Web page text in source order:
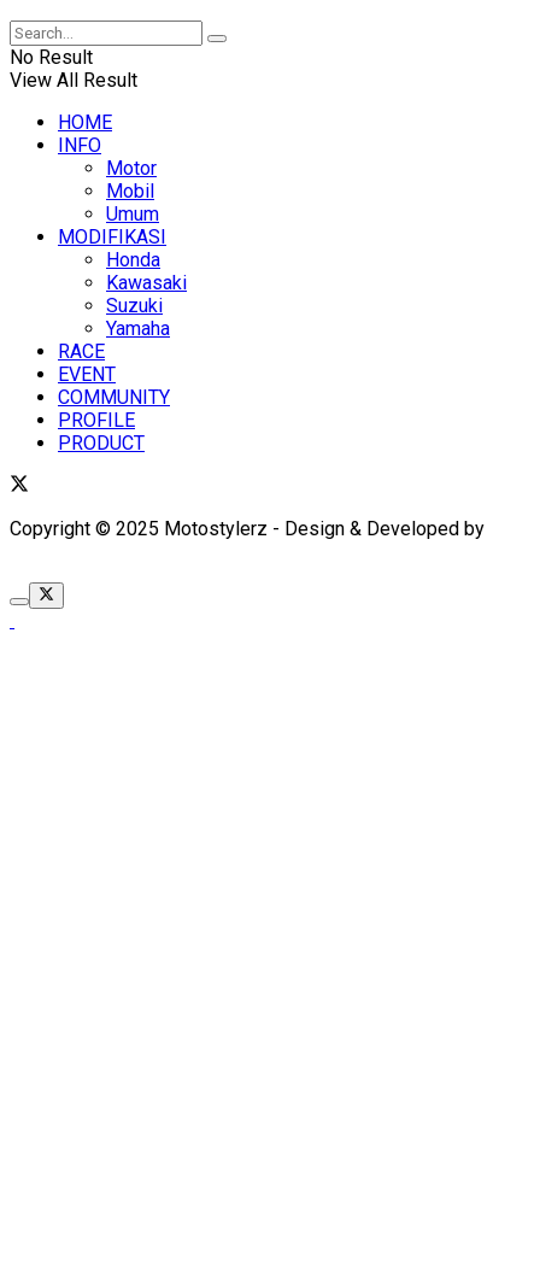
No Result
View All Result
HOME
INFO
Motor
Mobil
Umum
MODIFIKASI
Honda
Kawasaki
Suzuki
Yamaha
RACE
EVENT
COMMUNITY
PROFILE
PRODUCT
Copyright © 2025 Motostylerz - Design & Developed by